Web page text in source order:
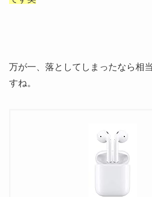
万が一、落としてしまったなら相
すね。